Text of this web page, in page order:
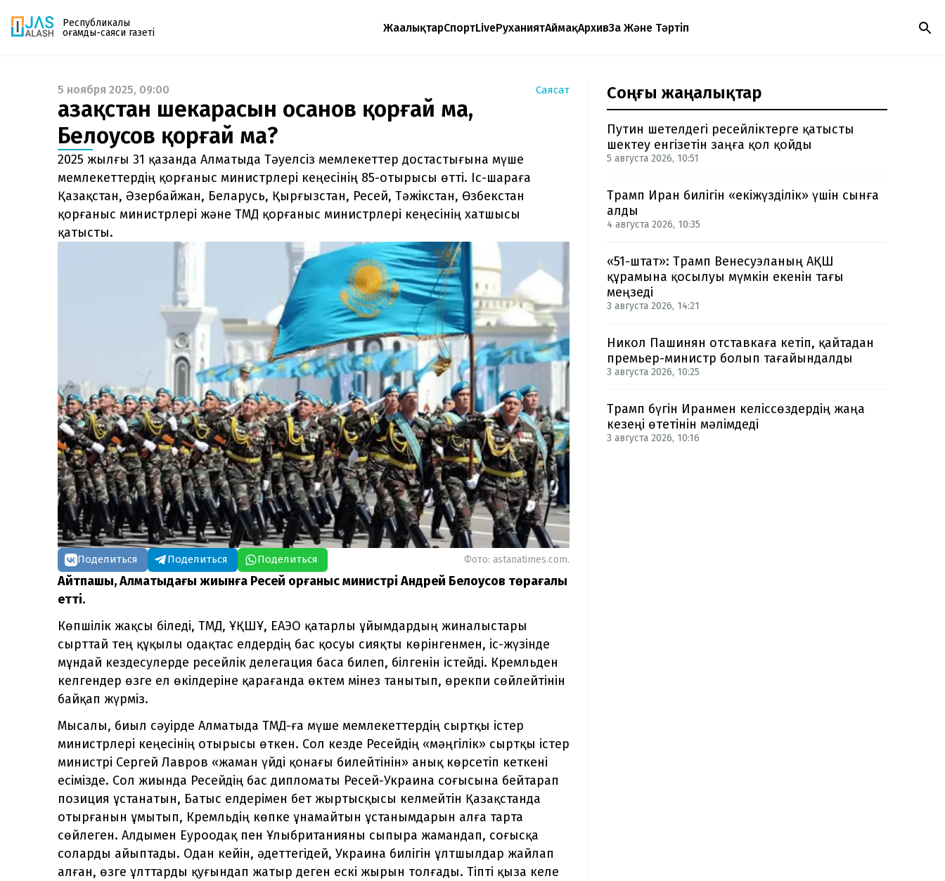
Республикалық
қоғамдық-саяси газеті
ЖаңалықтарСпортLiveРуханиятАймақАрхивЗаң Және Тәртіп
Газетке жазылу
PDF форматтағы газетті ай сайын электронды
поштаңызға алып отырыңыз. Жаңа нөмір
шыққан сәтте сізге бірден жіберіледі. Тек email
енгізіңіз, біз қалғанын өзіміз жібереміз.
5 ноября 2025, 09:00 Саясат
Қазақстан шекарасын Қосанов қорғай ма,
Белоусов қорғай ма?
2025 жылғы 31 қазанда Алматыда Тәуелсіз мемлекеттер достастығына мүше
мемлекеттердің қорғаныс министрлері кеңесінің 85-отырысы өтті. Іс-шараға
Қазақстан, Әзербайжан, Беларусь, Қырғызстан, Ресей, Тәжікстан, Өзбекстан
қорғаныс министрлері және ТМД қорғаныс министрлері кеңесінің хатшысы
қатысты.
Поделиться Поделиться Поделиться Фото: astanatimes.com.
Айтпақшы, Алматыдағы жиынға Ресей қорғаныс министрі Андрей Белоусов төрағалық
етті.
Көпшілік жақсы біледі, ТМД, ҰҚШҰ, ЕАЭО қатарлы ұйымдардың жиналыстары
сырттай тең құқылы одақтас елдердің бас қосуы сияқты көрінгенмен, іс-жүзінде
мұндай кездесулерде ресейлік делегация баса билеп, білгенін істейді. Кремльден
келгендер өзге ел өкілдеріне қарағанда өктем мінез танытып, өрекпи сөйлейтінін
байқап жүрміз.
Мысалы, биыл сәуірде Алматыда ТМД-ға мүше мемлекеттердің сыртқы істер
министрлері кеңесінің отырысы өткен. Сол кезде Ресейдің «мәңгілік» сыртқы істер
министрі Сергей Лавров «жаман үйді қонағы билейтінін» анық көрсетіп кеткені
есімізде. Сол жиында Ресейдің бас дипломаты Ресей-Украина соғысына бейтарап
позиция ұстанатын, Батыс елдерімен бет жыртысқысы келмейтін Қазақстанда
отырғанын ұмытып, Кремльдің көпке ұнамайтын ұстанымдарын алға тарта
сөйлеген. Алдымен Еуроодақ пен Ұлыбританияны сыпыра жамандап, соғысқа
соларды айыптады. Одан кейін, әдеттегідей, Украина билігін ұлтшылдар жайлап
алған, өзге ұлттарды қуғындап жатыр деген ескі жырын толғады. Тіпті қыза келе
Соңғы жаңалықтар
Путин шетелдегі ресейліктерге қатысты
шектеу енгізетін заңға қол қойды
5 августа 2026, 10:51
Трамп Иран билігін «екіжүзділік» үшін сынға
алды
4 августа 2026, 10:35
«51-штат»: Трамп Венесуэланың АҚШ
құрамына қосылуы мүмкін екенін тағы
меңзеді
3 августа 2026, 14:21
Никол Пашинян отставкаға кетіп, қайтадан
премьер-министр болып тағайындалды
3 августа 2026, 10:25
Трамп бүгін Иранмен келіссөздердің жаңа
кезеңі өтетінін мәлімдеді
3 августа 2026, 10:16